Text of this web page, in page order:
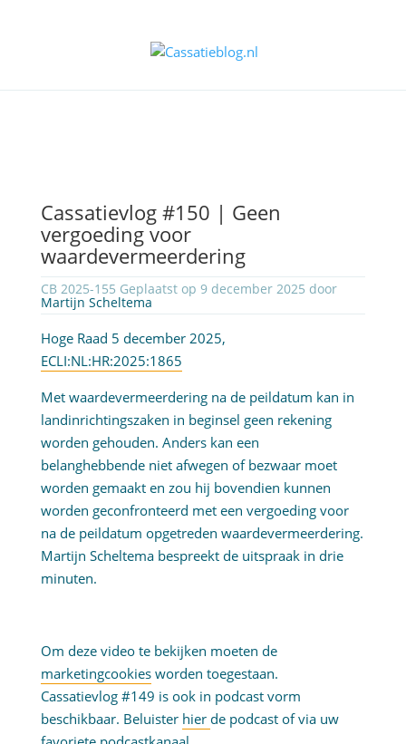
Cassatievlog #150 | Geen
vergoeding voor
waardevermeerdering
CB 2025-155 Geplaatst op 9 december 2025 door
Martijn Scheltema
Hoge Raad 5 december 2025,
ECLI:NL:HR:2025:1865
Met waardevermeerdering na de peildatum kan in
landinrichtingszaken in beginsel geen rekening
worden gehouden. Anders kan een
belanghebbende niet afwegen of bezwaar moet
worden gemaakt en zou hij bovendien kunnen
worden geconfronteerd met een vergoeding voor
na de peildatum opgetreden waardevermeerdering.
Martijn Scheltema bespreekt de uitspraak in drie
minuten.
Om deze video te bekijken moeten de
marketingcookiesworden toegestaan.
Cassatievlog #149 is ook in podcast vorm
beschikbaar. Beluister hier de podcast of via uw